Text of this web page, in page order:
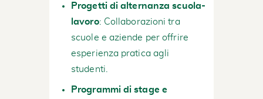
Progetti di alternanza scuola-
lavoro: Collaborazioni tra
scuole e aziende per offrire
esperienza pratica agli
studenti.
Programmi di stage e